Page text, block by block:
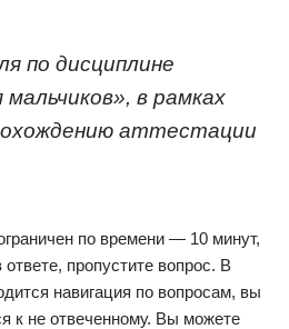
по дисциплине
мальчиков», в рамках
аттестации
по времени — 10 минут,
пропустите вопрос. В
навигация по вопросам, вы
к не отвеченному. Вы можете